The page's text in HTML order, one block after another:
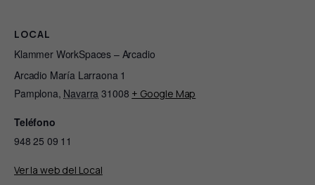
LOCAL
Klammer WorkSpaces – Arcadio
Arcadio María Larraona 1
Pamplona, Navarra 31008 + Google Map
Teléfono
948 25 09 11
Ver la web del Local